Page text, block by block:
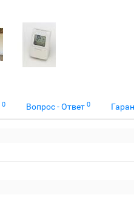
0 Вопрос - Ответ 0